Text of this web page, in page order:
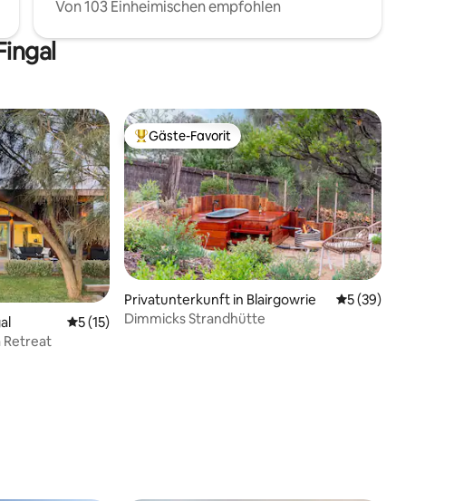
Von 103 Einheimischen empfohlen
5, 229 Bewertungen
Durchschnittliche Bewertung: 5 von 5, 15 Bewertungen
5 (15)
Retreat
Beliebter Gäste-Favorit.
Gäste-Favorit
Privatunterkunft in Blairgowrie Durchschnittliche
5 (39)
Dimmicks Strandhütte